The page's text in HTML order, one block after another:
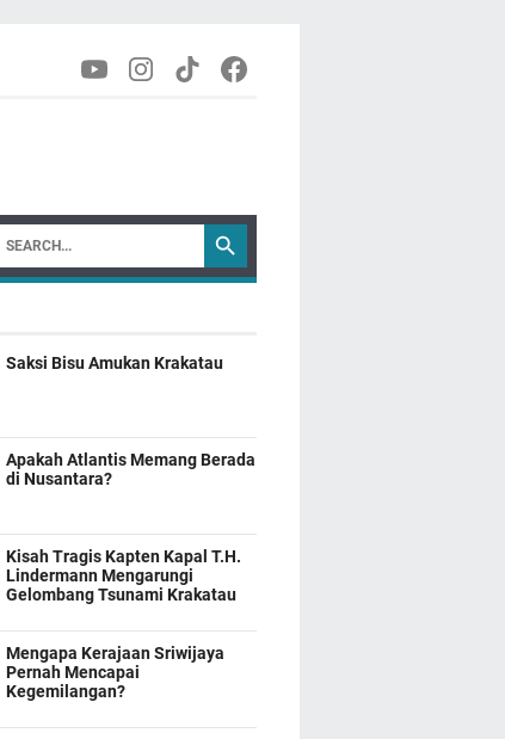
Saksi Bisu Amukan Krakatau
Apakah Atlantis Memang Berada
di Nusantara?
Kisah Tragis Kapten Kapal T.H.
Lindermann Mengarungi
Gelombang Tsunami Krakatau
Mengapa Kerajaan Sriwijaya
Pernah Mencapai
Kegemilangan?